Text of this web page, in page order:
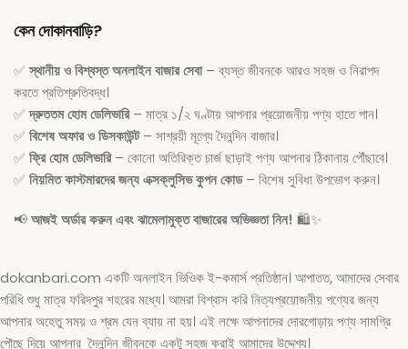
কেন দোকানবাড়ি?
✅স্থানীয় ও বিশ্বস্ত অনলাইন বাজার সেবা– ব্যস্ত জীবনকে আরও সহজ ও নিরাপদ
করতে প্রতিশ্রুতিবদ্ধ।
✅দ্রুততম হোম ডেলিভারি– মাত্র ১/২ ঘণ্টায় আপনার প্রয়োজনীয় পণ্য হাতে পান।
✅ বিশেষ অফার ও ডিসকাউন্ট– সাশ্রয়ী মূল্যে দৈনন্দিন বাজার।
✅ ফ্রি হোম ডেলিভারি– কোনো অতিরিক্ত চার্জ ছাড়াই পণ্য আপনার ঠিকানায় পৌঁছাবে।
✅ নিয়মিত কাস্টমারদের জন্য এক্সক্লুসিভ কুপন কোড– বিশেষ সুবিধা উপভোগ করুন।
📢আজই অর্ডার করুন এবং ঝামেলামুক্ত বাজারের অভিজ্ঞতা নিন! 🛍️✨
dokanbari.com একটি অনলাইন ভিওিক ই-কমার্স প্রতিষ্ঠান। আপাতত, আমাদের সেবার
পরিধি শুধু মাত্র ফরিদপুর শহরের মধ্যে। আমরা বিশ্বাস করি নিত্যপ্রয়োজনীয় পণ্যের জন্য
আপনার অহেতু সময় ও শ্রম যেন ব্যায় না হয়। এই লক্ষে আপনাদের দোরগোড়ায় পণ্য সামগ্রি
পৌছে দিয়ে আপনার দৈনন্দিন জীবনকে একটু সহজ করাই আমাদের উদ্দেশ্য।